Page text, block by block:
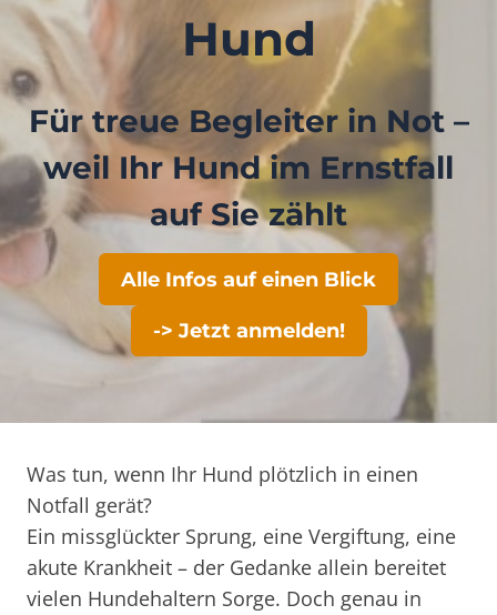
Hund
Für treue Begleiter in Not –
weil Ihr Hund im Ernstfall
auf Sie zählt
Alle Infos auf einen Blick
-> Jetzt anmelden!
Was tun, wenn Ihr Hund plötzlich in einen
Notfall gerät?
Ein missglückter Sprung, eine Vergiftung, eine
akute Krankheit – der Gedanke allein bereitet
vielen Hundehaltern Sorge. Doch genau in